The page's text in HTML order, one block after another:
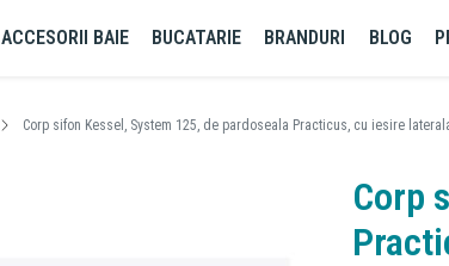
ACCESORII BAIE BUCATARIE BRANDURI BLOG
Corp sifon Kessel, System 125, de pardoseala Practicus, cu iesire
Corp